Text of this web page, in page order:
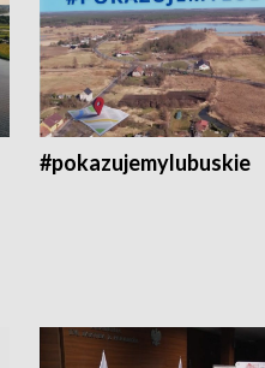
#pokazujemylubuskie